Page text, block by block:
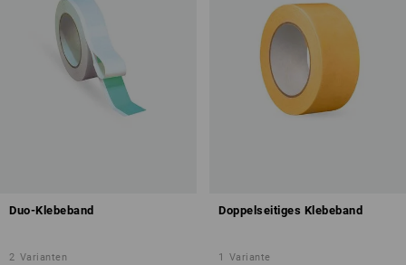
Duo-Klebeband
2 Varianten
Doppelseitiges Klebeband
1 Variante